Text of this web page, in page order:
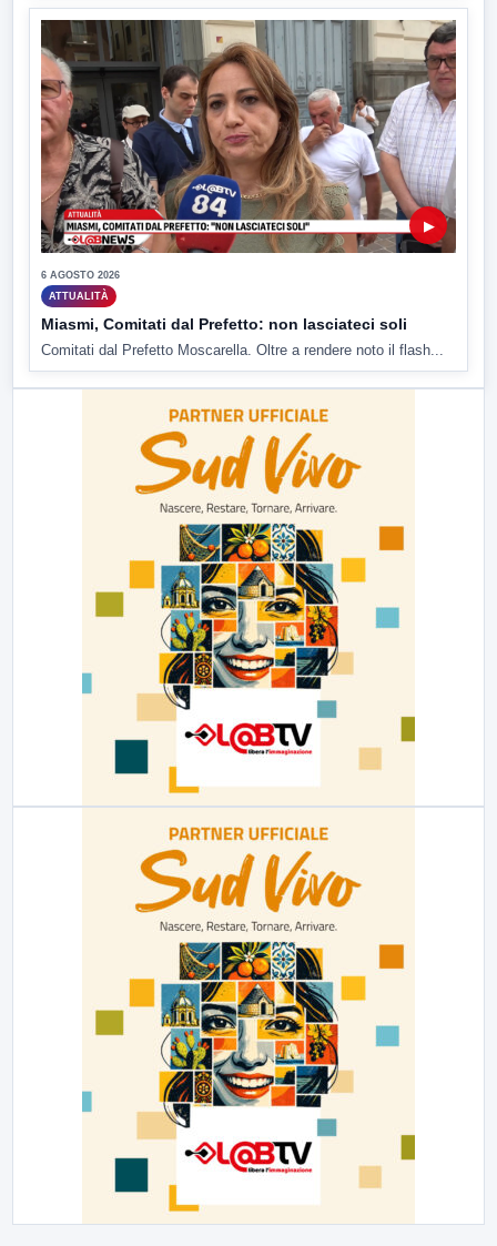
▶
6 AGOSTO 2026
ATTUALITÀ
Miasmi, Comitati dal Prefetto: non lasciateci soli
Comitati dal Prefetto Moscarella. Oltre a rendere noto il flash...